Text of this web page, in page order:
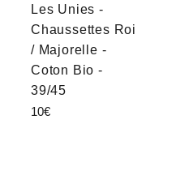
Les Unies -
Chaussettes Roi
/ Majorelle -
Coton Bio -
39/45
Prix
10€